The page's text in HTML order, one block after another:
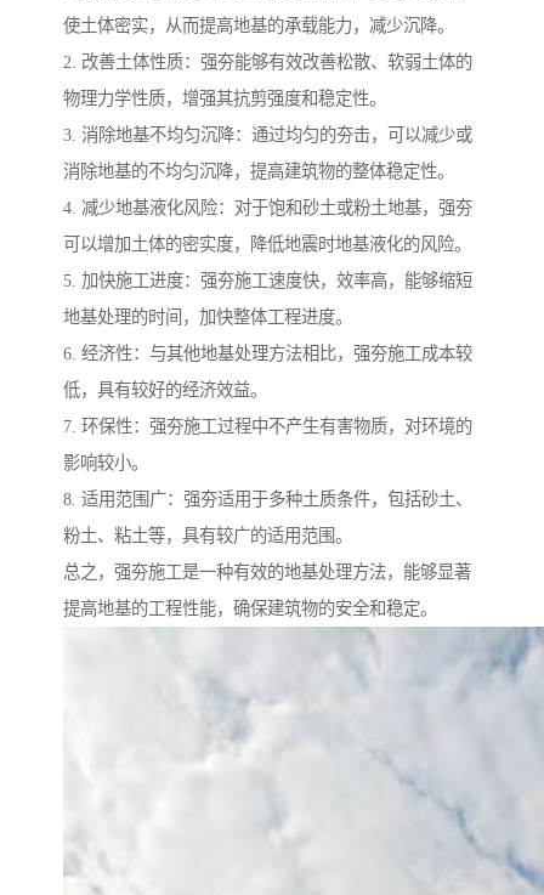
使土体密实，从而提高地基的承载能力，减少沉降。
2. 改善土体性质：强夯能够有效改善松散、软弱土体的
物理力学性质，增强其抗剪强度和稳定性。
3. 消除地基不均匀沉降：通过均匀的夯击，可以减少或
消除地基的不均匀沉降，提高建筑物的整体稳定性。
4. 减少地基液化风险：对于饱和砂土或粉土地基，强夯
可以增加土体的密实度，降低地震时地基液化的风险。
5. 加快施工进度：强夯施工速度快，效率高，能够缩短
地基处理的时间，加快整体工程进度。
6. 经济性：与其他地基处理方法相比，强夯施工成本较
低，具有较好的经济效益。
7. 环保性：强夯施工过程中不产生有害物质，对环境的
影响较小。
8. 适用范围广：强夯适用于多种土质条件，包括砂土、
粉土、粘土等，具有较广的适用范围。
总之，强夯施工是一种有效的地基处理方法，能够显著
提高地基的工程性能，确保建筑物的安全和稳定。